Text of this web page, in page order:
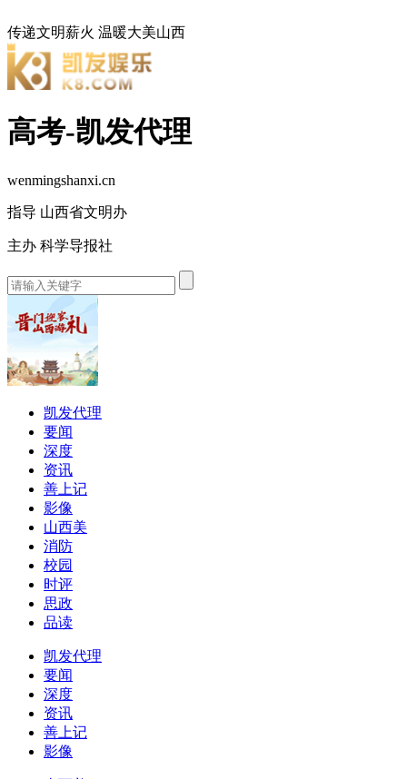
传递文明薪火 温暖大美山西
高考-凯发代理
wenmingshanxi.cn
指导 山西省文明办
主办 科学导报社
凯发代理
要闻
深度
资讯
善上记
影像
山西美
消防
校园
时评
思政
品读
凯发代理
要闻
深度
资讯
善上记
影像